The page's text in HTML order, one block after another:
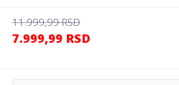
11.999,99RSD
7.999,99 RSD